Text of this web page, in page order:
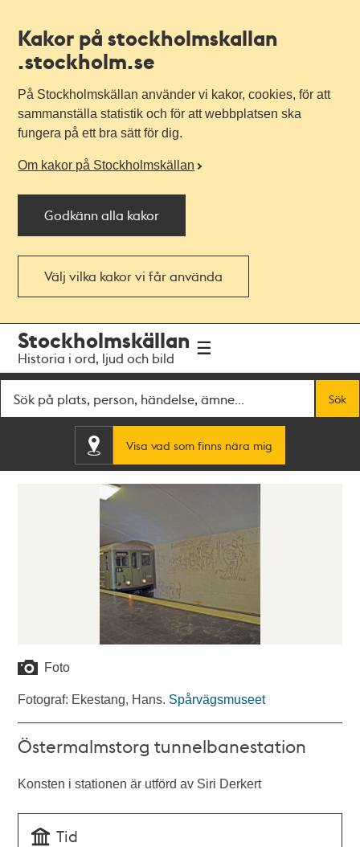
Kakor på stockholmskallan
.stockholm.se
På Stockholmskällan använder vi kakor, cookies, för att
sammanställa statistik och för att webbplatsen ska
fungera på ett bra sätt för dig.
Om kakor på Stockholmskällan
Godkänn alla kakor
Välj vilka kakor vi får använda
navigationen
huvudinnehållet
Stockholmskällan
Historia i ord, ljud och bild
Sök
Visa vad som finns nära mig
Foto
Fotograf: Ekestang, Hans. Spårvägsmuseet
Östermalmstorg tunnelbanestation
Konsten i stationen är utförd av Siri Derkert
Tid